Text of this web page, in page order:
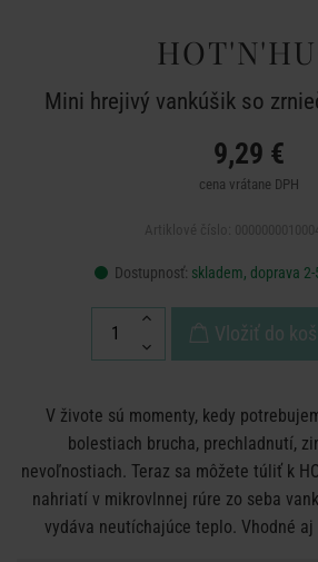
Mini hrejivý vankúšik so
9,29 €
cena vrátane DPH
Dostupnosť: skladem, doprava
Vložiť do
V živote sú momenty, kedy
bolestiach brucha, prechladnutí,
nevoľnostiach. Teraz sa môžete túliť k
nahriatí v mikrovlnnej rúre zo seba
vydáva neutíchajúce teplo. Vhodné